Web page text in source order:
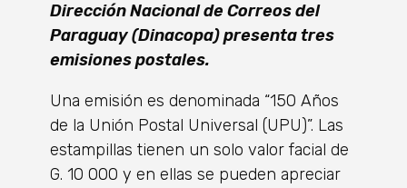
Dirección Nacional de Correos del
Paraguay (Dinacopa) presenta tres
emisiones postales.
Una emisión es denominada “150 Años
de la Unión Postal Universal (UPU)”. Las
estampillas tienen un solo valor facial de
G. 10 000 y en ellas se pueden apreciar